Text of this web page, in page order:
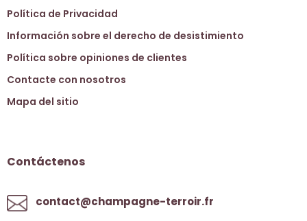
Política de Privacidad
Información sobre el derecho de desistimiento
Política sobre opiniones de clientes
Contacte con nosotros
Mapa del sitio
Contáctenos
contact@champagne-terroir.fr